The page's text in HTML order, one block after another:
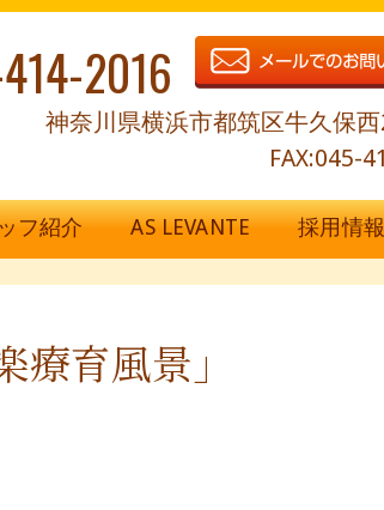
2016
神奈川県横浜市都筑区牛久保
FAX:045-
フ紹介 AS LEVANTE 採用情報
育風景」